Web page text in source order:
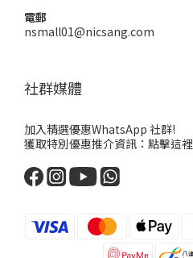
電郵
nsmall01@nicsang.com
社群媒體
加入精選優惠WhatsApp 社群!
獲取特別優惠推介資訊： 點擊這裡